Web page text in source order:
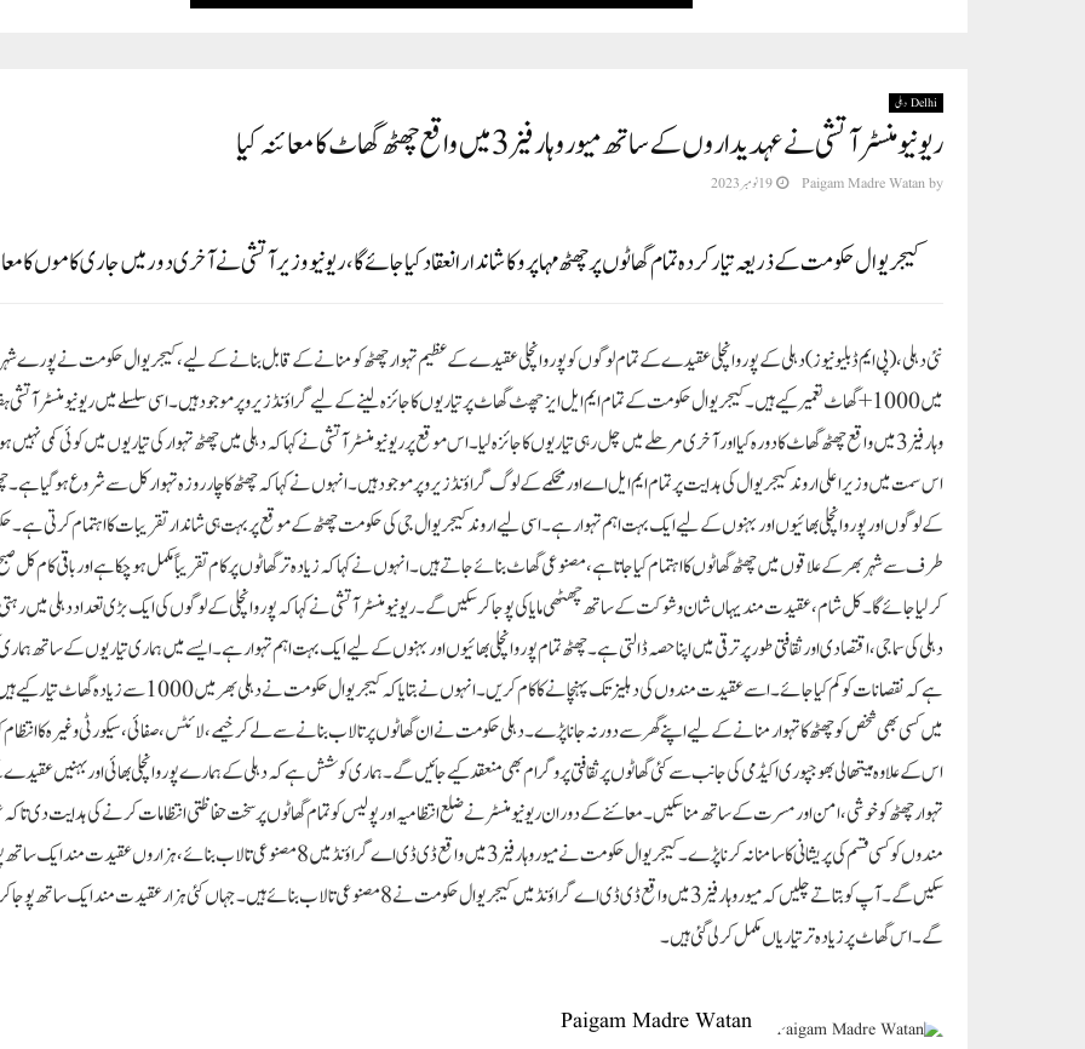
Delhi دہلی
ریونیو منسٹر آتشی نے عہدیداروں کے ساتھ میور وہار فیز 3 میں واقع چھٹھ گھاٹ کا معائنہ کیا
by
Paigam Madre Watan 19 نومبر 2023
کیجریوال حکومت کے ذریعہ تیار کردہ تمام گھاٹوں پر چھٹھ مہاپرو کا شاندار انعقاد کیا جائے گا، ریونیو وزیر آتشی نے آخری دور میں جاری کاموں کا
نئی دہلی، (پی ایم ڈبلیو نیوز)دہلی کے پوروانچلی عقیدے کے تمام لوگوں کو پوروانچلی عقیدے کے عظیم تہوار چھٹھ کو منانے کے قابل بنانے کے لیے، کیجریوال حکومت نے پورے
میں 1000+ گھاٹ تعمیر کیے ہیں۔ کیجریوال حکومت کے تمام ایم ایل ایز چھٹ گھاٹ پر تیاریوں کا جائزہ لینے کے لیے گراؤنڈ زیرو پر موجود ہیں۔ اسی سلسلے میں ریونیو منسٹر آتشی
وہار فیز 3 میں واقع چھٹھ گھاٹ کا دورہ کیا اور آخری مرحلے میں چل رہی تیاریوں کا جائزہ لیا۔اس موقع پر ریونیو منسٹر آتشی نے کہا کہ دہلی میں چھٹھ تہوار کی تیاریوں میں کوئی کمی
اس سمت میں وزیر اعلی اروند کیجریوال کی ہدایت پر تمام ایم ایل اے اور محکمے کے لوگ گراؤنڈ زیرو پر موجود ہیں۔انہوں نے کہا کہ چھٹھ کا چار روزہ تہوار کل سے شروع ہو گیا ہے۔
کے لوگوں اور پوروانچلی بھائیوں اور بہنوں کے لیے ایک بہت اہم تہوار ہے۔ اسی لیے اروند کیجریوال جی کی حکومت چھٹھ کے موقع پر بہت ہی شاندار تقریبات کا اہتمام کرتی
طرف سے شہر بھر کے علاقوں میں چھٹھ گھاٹوں کا اہتمام کیا جاتا ہے، مصنوعی گھاٹ بنائے جاتے ہیں۔ انہوں نے کہا کہ زیادہ تر گھاٹوں پر کام تقریباً مکمل ہو چکا ہے اور باقی کام کل
کر لیا جائے گا۔کل شام، عقیدت مند یہاں شان و شوکت کے ساتھ چھٹھی مایا کی پوجا کر سکیں گے۔ریونیو منسٹر آتشی نے کہا کہ پوروانچلی کے لوگوں کی ایک بڑی تعداد دہلی میں
دہلی کی سماجی، اقتصادی اور ثقافتی طور پر ترقی میں اپنا حصہ ڈالتی ہے۔ چھٹھ تمام پوروانچلی بھائیوں اور بہنوں کے لیے ایک بہت اہم تہوار ہے۔ ایسے میں ہماری تیاریوں کے ساتھ
ہے کہ نقصانات کو کم کیا جائے۔اسے عقیدت مندوں کی دہلیز تک پہنچانے کا کام کریں۔انہوں نے بتایا کہ کیجریوال حکومت نے
میں کسی بھی شخص کو چھٹھ کا تہوار منانے کے لیے اپنے گھر سے دور نہ جانا پڑے۔ دہلی حکومت نے ان گھاٹوں پر تالاب بنانے سے لے کر خیمے، لائٹس، صفائی، سیکورٹی وغیرہ کا
اس کے علاوہ میتھالی بھوجپوری اکیڈمی کی جانب سے کئی گھاٹوں پر ثقافتی پروگرام بھی منعقد کیے جائیں گے۔ ہماری کوشش ہے کہ دہلی کے ہمارے پوروانچلی بھائی اور بہنیں
تہوار چھٹھ کو خوشی، امن اور مسرت کے ساتھ منا سکیں۔معائنے کے دوران ریونیو منسٹر نے ضلع انتظامیہ اور پولیس کو تمام گھاٹوں پر سخت حفاظتی انتظامات کرنے کی ہدایت دی
مندوں کو کسی قسم کی پریشانی کا سامنا نہ کرنا پڑے۔کیجریوال حکومت نے میور وہار فیز 3 میں واقع ڈی ڈی اے گراؤنڈ میں 8 مصنوعی تالاب بنائے، ہزاروں عقیدت
سکیں گے۔آپ کو بتاتے چلیں کہ میور وہار فیز 3 میں واقع ڈی ڈی اے گراؤنڈ میں کیجریوال حکومت نے 8 مصنوعی تالاب بنائے ہیں۔ جہاں کئی ہزار عقیدت مند ایک
گے۔ اس گھاٹ پر زیادہ تر تیاریاں مکمل کر لی گئی ہیں۔
Paigam Madre Watan